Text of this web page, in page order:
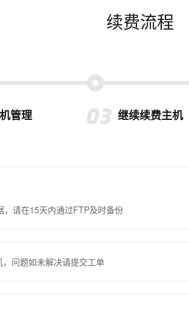
续费流程
管理 继续续费主机
请在15天内通过FTP及时备份
问题如未解决请提交工单